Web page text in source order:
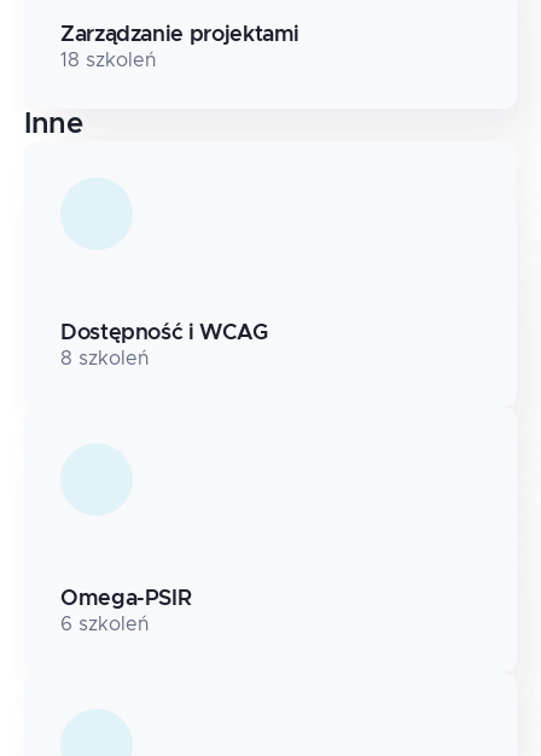
Zarządzanie projektami
18 szkoleń
Inne
Dostępność i WCAG
8 szkoleń
Omega-PSIR
6 szkoleń